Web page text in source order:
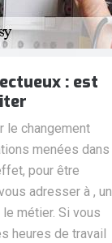
: est
le changement
menées dans
pour être
adresser à , un
métier. Si vous
heures de travail